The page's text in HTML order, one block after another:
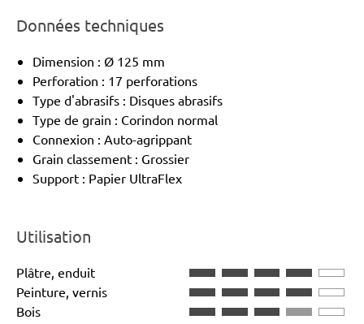
Données techniques
Dimension : Ø 125 mm
Perforation : 17 perforations
Type d'abrasifs : Disques abrasifs
Type de grain : Corindon normal
Connexion : Auto-agrippant
Grain classement : Grossier
Support : Papier UltraFlex
Utilisation
Plâtre, enduit
Peinture, vernis
Bois